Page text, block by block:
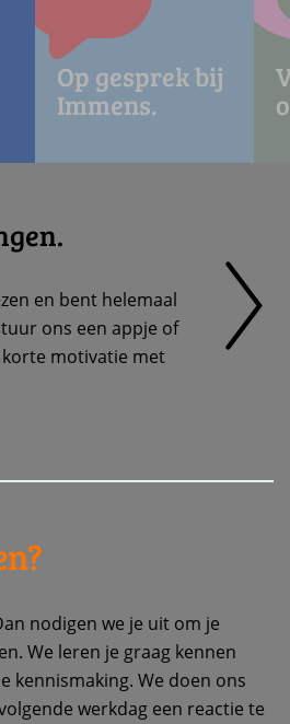
Op gesprek bij
Immens.
en bent helemaal
ons een appje of
korte motivatie met
nodigen we je uit om je
We leren je graag kennen
kennismaking. We doen ons
werkdag een reactie te